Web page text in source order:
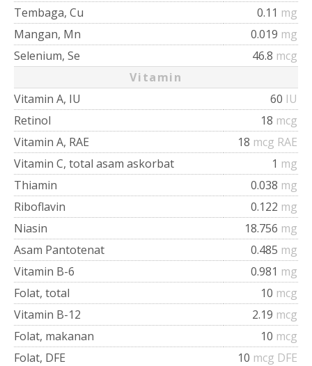
Tembaga, Cu
0.11 mg
Mangan, Mn
0.019 mg
Selenium, Se
46.8 mcg
Vitamin
Vitamin A, IU
60 IU
Retinol
18 mcg
Vitamin A, RAE
18 mcg RAE
Vitamin C, total asam askorbat
1 mg
Thiamin
0.038 mg
Riboflavin
0.122 mg
Niasin
18.756 mg
Asam Pantotenat
0.485 mg
Vitamin B-6
0.981 mg
Folat, total
10 mcg
Vitamin B-12
2.19 mcg
Folat, makanan
10 mcg
Folat, DFE
10 mcg DFE